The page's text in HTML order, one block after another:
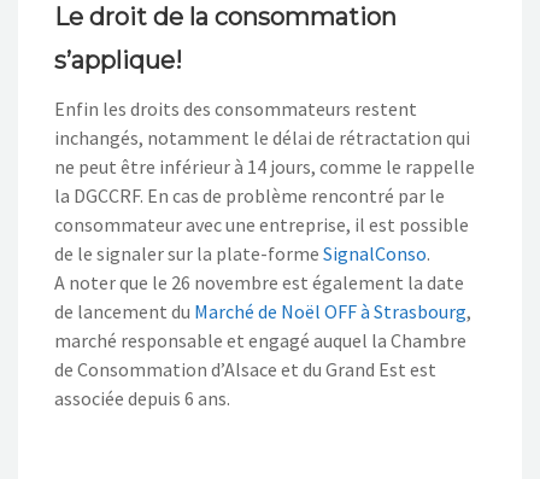
Le droit de la consommation
s’applique!
Enfin les droits des consommateurs restent
inchangés, notamment le délai de rétractation qui
ne peut être inférieur à 14 jours, comme le rappelle
la DGCCRF. En cas de problème rencontré par le
consommateur avec une entreprise, il est possible
de le signaler sur la plate-forme SignalConso.
A noter que le 26 novembre est également la date
de lancement du Marché de Noël OFF à Strasbourg,
marché responsable et engagé auquel la Chambre
de Consommation d’Alsace et du Grand Est est
associée depuis 6 ans.